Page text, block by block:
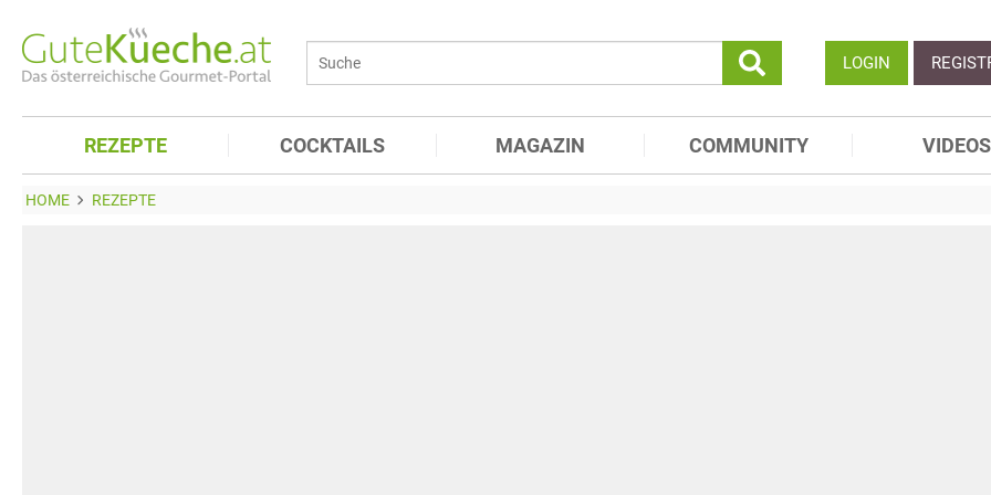
LOGIN
REZEPTE COCKTAILS MAGAZIN COMMUNITY VIDEOS
HOME REZEPTE